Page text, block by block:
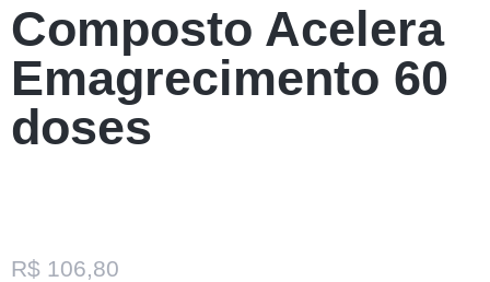
Composto Acelera
Emagrecimento 60
doses
R$ 106,80